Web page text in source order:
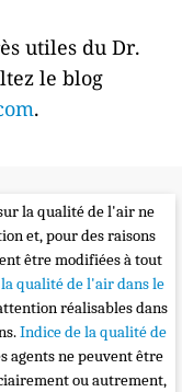
utiles du Dr.
le blog
.
la qualité de l'air ne
et, pour des raisons
être modifiées à tout
qualité de l'air dans le
réalisables dans
Indice de la qualité de
agents ne peuvent être
ou autrement,